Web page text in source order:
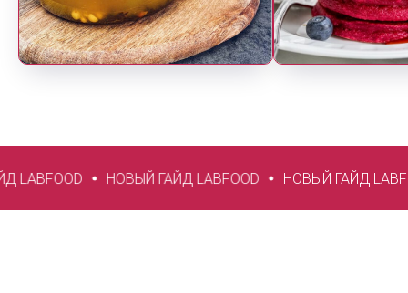
НОВЫЙ ГАЙД LABFOOD НОВЫЙ ГАЙД LABFOOD НОВЫЙ